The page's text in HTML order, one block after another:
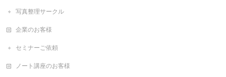
写真整理サークル
企業のお客様
セミナーご依頼
ノート講座のお客様